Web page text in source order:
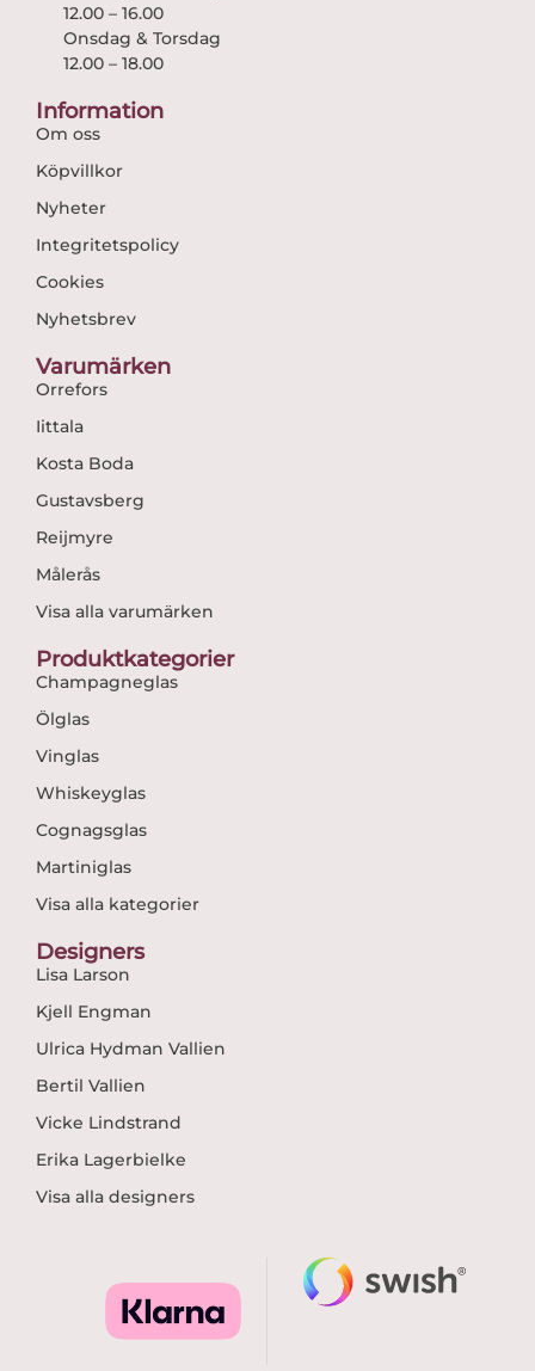
12.00 – 16.00
Onsdag & Torsdag
12.00 – 18.00
Information
Om oss
Köpvillkor
Nyheter
Integritetspolicy
Cookies
Nyhetsbrev
Varumärken
Orrefors
Iittala
Kosta Boda
Gustavsberg
Reijmyre
Målerås
Visa alla varumärken
Produktkategorier
Champagneglas
Ölglas
Vinglas
Whiskeyglas
Cognagsglas
Martiniglas
Visa alla kategorier
Designers
Lisa Larson
Kjell Engman
Ulrica Hydman Vallien
Bertil Vallien
Vicke Lindstrand
Erika Lagerbielke
Visa alla designers